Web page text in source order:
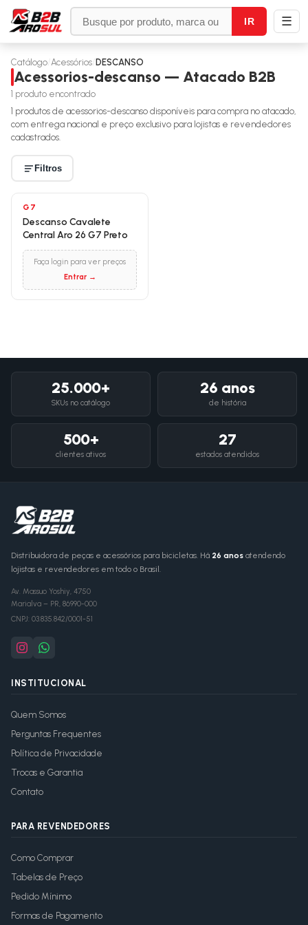
IR ☰
Catálogo Acessórios DESCANSO
Acessorios-descanso — Atacado B2B
1 produto encontrado
1 produtos de acessorios-descanso disponíveis para compra no atacado,
com entrega nacional e preço exclusivo para lojistas e revendedores
cadastrados.
Filtros
G7
Descanso Cavalete
Central Aro 26 G7 Preto
Faça login para ver preços
Entrar →
25.000+
SKUs no catálogo
26 anos
de história
500+
clientes ativos
27
estados atendidos
Distribuidora de peças e acessórios para bicicletas. Há 26 anos atendendo
lojistas e revendedores em todo o Brasil.
Av. Massuo Yoshiy, 4750
Marialva – PR, 86990-000
CNPJ: 03.835.842/0001-51
INSTITUCIONAL
Quem Somos
Perguntas Frequentes
Política de Privacidade
Trocas e Garantia
Contato
PARA REVENDEDORES
Como Comprar
Tabelas de Preço
Pedido Mínimo
Formas de Pagamento